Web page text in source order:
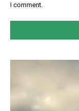
I comment.